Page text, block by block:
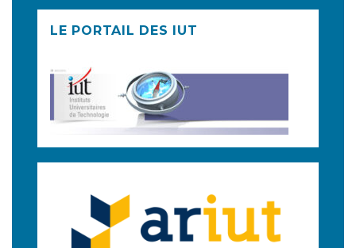
LE PORTAIL DES IUT